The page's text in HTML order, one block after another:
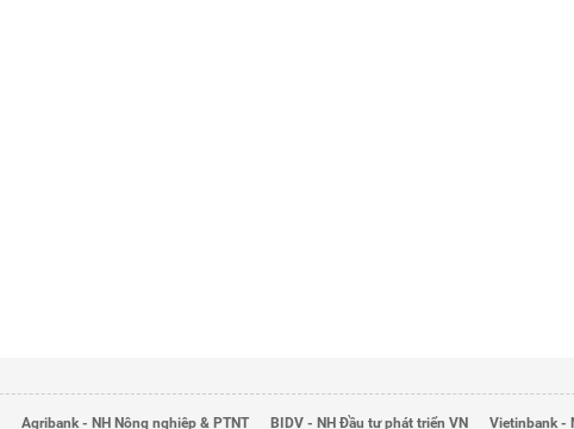
Agribank - NH Nông nghiệp & PTNT BIDV - NH Đầu tư phát triển VN Vietinbank -